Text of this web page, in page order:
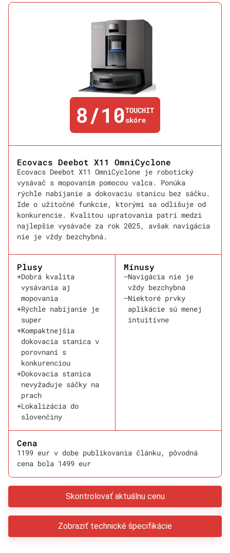
8/10TOUCHIT
skóre
Ecovacs Deebot X11 OmniCyclone
Ecovacs Deebot X11 OmniCyclone je robotický
vysávač s mopovaním pomocou valca. Ponúka
rýchle nabíjanie a dokovaciu stanicu bez sáčku.
Ide o užitočné funkcie, ktorými sa odlišuje od
konkurencie. Kvalitou upratovania patrí medzi
najlepšie vysávače za rok 2025, avšak navigácia
nie je vždy bezchybná.
Plusy
+Dobrá kvalita
vysávania aj
mopovania
+Rýchle nabíjanie je
super
+Kompaktnejšia
dokovacia stanica v
porovnaní s
konkurenciou
+Dokovacia stanica
nevyžaduje sáčky na
prach
+Lokalizácia do
slovenčiny
Mínusy
–Navigácia nie je
vždy bezchybná
–Niektoré prvky
aplikácie sú menej
intuitívne
Cena
1199 eur v dobe publikovania článku, pôvodná
cena bola 1499 eur
Skontrolovať aktuálnu cenu
Zobraziť technické špecifikácie